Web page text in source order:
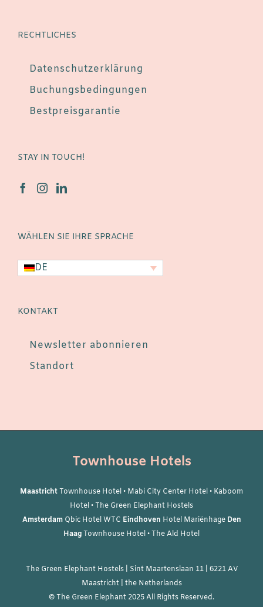
RECHTLICHES
Datenschutzerklärung
Buchungsbedingungen
Bestpreisgarantie
STAY IN TOUCH!
WÄHLEN SIE IHRE SPRACHE
DE
KONTAKT
Newsletter abonnieren
Standort
Townhouse Hotels
MaastrichtTownhouse Hotel• Mabi City Center Hotel• Kaboom
Hotel•The Green Elephant Hostels
Amsterdam Qbic Hotel WTC Eindhoven Hotel Mariënhage Den
HaagTownhouse Hotel•The Ald Hotel
The Green Elephant Hostels | Sint Maartenslaan 11 | 6221 AV
Maastricht | the Netherlands
© The Green Elephant 2025 All Rights Reserved.